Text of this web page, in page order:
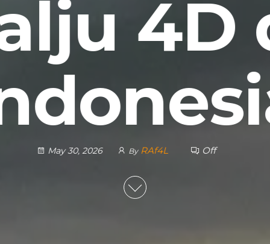
4D
May 30, 2026 By RAf4L Off